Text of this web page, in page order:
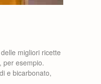
migliori ricette
per esempio.
e bicarbonato,